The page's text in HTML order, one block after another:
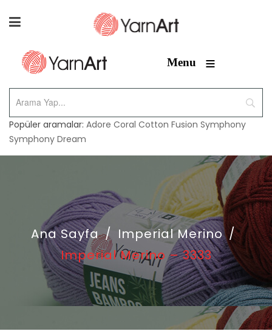
Menu ≡
Popüler aramalar: Adore Coral Cotton Fusion Symphony
Symphony Dream
Ana Sayfa / Imperial Merino /
Imperial Merino – 3333